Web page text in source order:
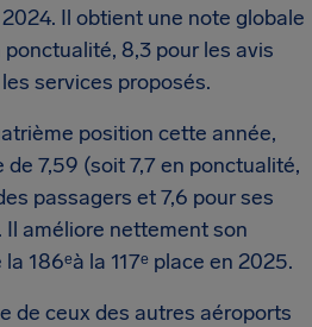
2024. Il obtient une note globale
ponctualité, 8,3 pour les avis
services proposés.
position cette année,
7,59 (soit 7,7 en ponctualité,
passagers et 7,6 pour ses
améliore nettement son
186ᵉà la 117ᵉ place en 2025.
de ceux des autres aéroports